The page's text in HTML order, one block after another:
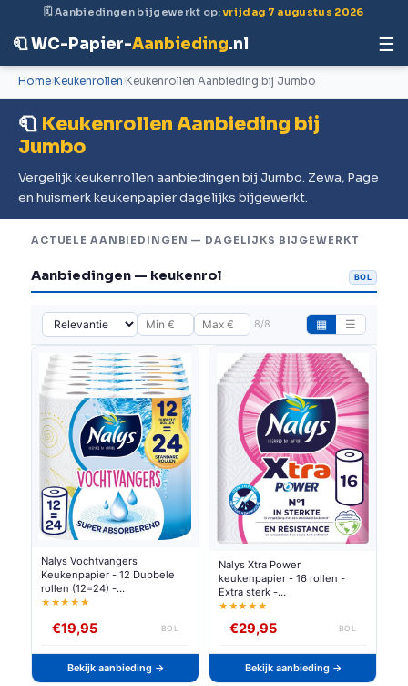
🗓 Aanbiedingen bijgewerkt op:vrijdag 7 augustus 2026
🧻 WC-Papier-Aanbieding.nl ☰
Home Keukenrollen Keukenrollen Aanbieding bij Jumbo
🧻 Keukenrollen Aanbieding bij
Jumbo
Vergelijk keukenrollen aanbiedingen bij Jumbo. Zewa, Page
en huismerk keukenpapier dagelijks bijgewerkt.
ACTUELE AANBIEDINGEN — DAGELIJKS BIJGEWERKT
Aanbiedingen — keukenrol BOL
8/8 ▦ ☰
Nalys Vochtvangers
Keukenpapier - 12 Dubbele
rollen (12=24) -
Voordeelverpakking
★★★★★
€19,95 BOL
Bekijk aanbieding →
Nalys Xtra Power
keukenpapier - 16 rollen -
Extra sterk -
Voordeelverpakking
★★★★★
€29,95 BOL
Bekijk aanbieding →